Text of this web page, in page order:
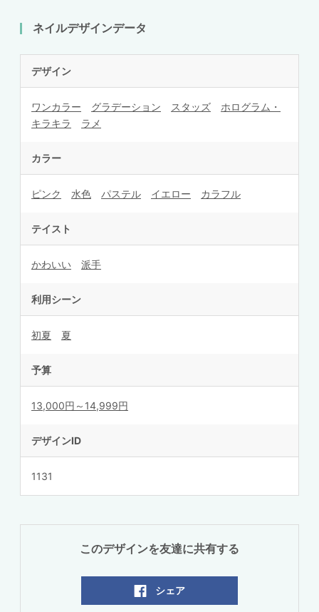
ネイルデザインデータ
デザイン
ワンカラー グラデーション スタッズ
ホログラム・
キラキラ
ラメ
カラー
ピンク 水色 パステル イエロー カラフル
テイスト
かわいい 派手
利用シーン
初夏 夏
予算
13,000円～14,999円
デザインID
1131
このデザインを友達に共有する
シェア